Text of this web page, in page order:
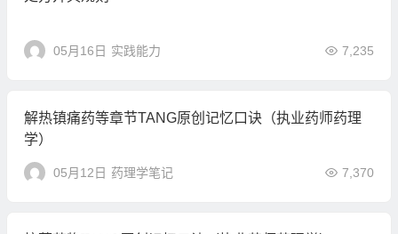
05月16日 实践能力 7,235
解热镇痛药等章节TANG原创记忆口诀（执业药师药理
学）
05月12日 药理学笔记 7,370